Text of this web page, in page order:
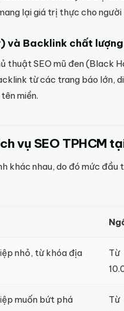
lại giá trị thực cho người
và Backlink chất lượng
thuật SEO mũ đen (Black
từ các trang báo lớn,
miền.
vụ SEO TPHCM
khác nhau, do đó mức
nhỏ, từ khóa địa
Từ
muốn bứt phá
Từ